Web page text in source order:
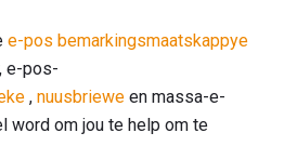
e-pos bemarkingsmaatskappye
e-pos-
, nuusbriewe en massa-e-
word om jou te help om te